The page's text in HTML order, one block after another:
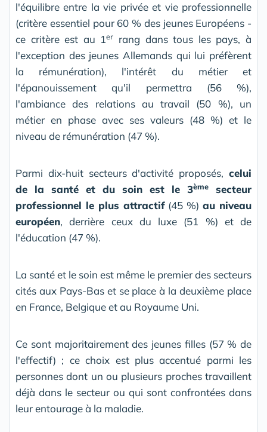
l'équilibre entre la vie privée et vie professionnelle
(critère essentiel pour 60 % des jeunes Européens -
ce critère est au 1er
rang dans tous les pays, à
l'exception des jeunes Allemands qui lui préfèrent
la rémunération), l'intérêt du métier et
l'épanouissement qu'il permettra (56 %),
l'ambiance des relations au travail (50 %), un
métier en phase avec ses valeurs (48 %) et le
niveau de rémunération (47 %).
Parmi dix-huit secteurs d'activité proposés, celui
de la santé et du soin est le 3ème
secteur
professionnel le plus attractif(45 %)au niveau
européen, derrière ceux du luxe (51 %) et de
l'éducation (47 %).
La santé et le soin est même le premier des secteurs
cités aux Pays-Bas et se place à la deuxième place
en France, Belgique et au Royaume Uni.
Ce sont majoritairement des jeunes filles (57 % de
l'effectif) ; ce choix est plus accentué parmi les
personnes dont un ou plusieurs proches travaillent
déjà dans le secteur ou qui sont confrontées dans
leur entourage à la maladie.